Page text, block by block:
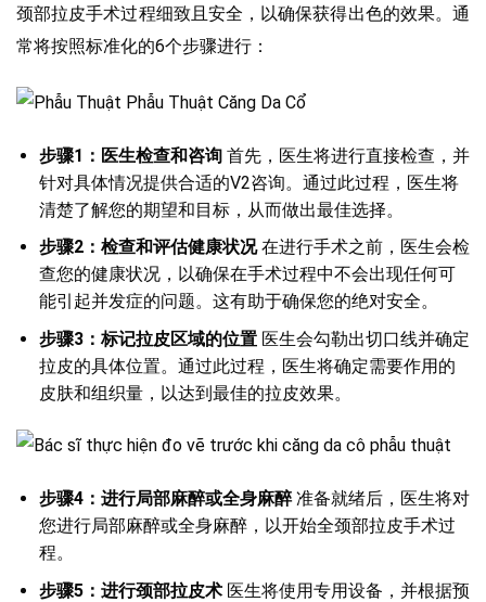
颈部拉皮手术过程细致且安全，以确保获得出色的效果。通
常将按照标准化的6个步骤进行：
步骤1：医生检查和咨询首先，医生将进行直接检查，并
针对具体情况提供合适的V2咨询。通过此过程，医生将
清楚了解您的期望和目标，从而做出最佳选择。
步骤2：检查和评估健康状况在进行手术之前，医生会检
查您的健康状况，以确保在手术过程中不会出现任何可
能引起并发症的问题。这有助于确保您的绝对安全。
步骤3：标记拉皮区域的位置医生会勾勒出切口线并确定
拉皮的具体位置。通过此过程，医生将确定需要作用的
皮肤和组织量，以达到最佳的拉皮效果。
步骤4：进行局部麻醉或全身麻醉准备就绪后，医生将对
您进行局部麻醉或全身麻醉，以开始全颈部拉皮手术过
程。
步骤5：进行颈部拉皮术医生将使用专用设备，并根据预